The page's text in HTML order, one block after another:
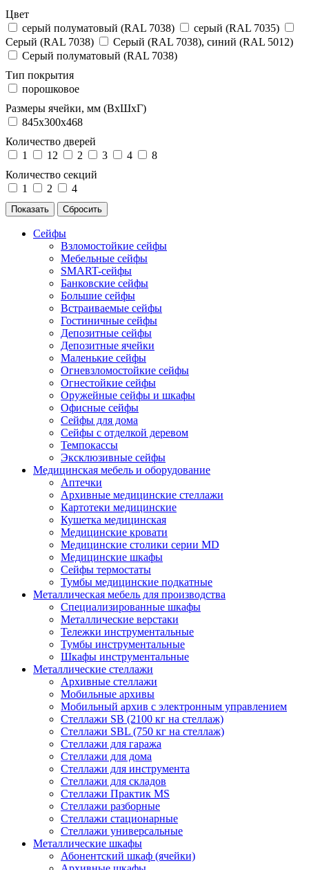
Цвет
cерый полуматовый (RAL 7038)
серый (RAL 7035)
Серый (RAL 7038)
Серый (RAL 7038), синий (RAL 5012)
Серый полуматовый (RAL 7038)
Тип покрытия
порошковое
Размеры ячейки, мм (ВхШхГ)
845х300х468
Количество дверей
1
12 2 3 4
8
Количество секций
1
2 4
Сейфы
Взломостойкие сейфы
Мебельные сейфы
SMART-сейфы
Банковские сейфы
Большие сейфы
Встраиваемые сейфы
Гостиничные сейфы
Депозитные сейфы
Депозитные ячейки
Маленькие сейфы
Огневзломостойкие сейфы
Огнестойкие сейфы
Оружейные сейфы и шкафы
Офисные сейфы
Сейфы для дома
Сейфы с отделкой деревом
Темпокассы
Эксклюзивные сейфы
Медицинская мебель и оборудование
Аптечки
Архивные медицинские стеллажи
Картотеки медицинские
Кушетка медицинская
Медицинские кровати
Медицинские столики серии MD
Медицинские шкафы
Сейфы термостаты
Тумбы медицинские подкатные
Металлическая мебель для производства
Cпециализированные шкафы
Металлические верстаки
Тележки инструментальные
Тумбы инструментальные
Шкафы инструментальные
Металлические стеллажи
Архивные стеллажи
Мобильные архивы
Мобильный архив с электронным управлением
Стеллажи SB (2100 кг на стеллаж)
Стеллажи SBL (750 кг на стеллаж)
Стеллажи для гаража
Стеллажи для дома
Стеллажи для инструмента
Стеллажи для складов
Стеллажи Практик MS
Стеллажи разборные
Стеллажи стационарные
Стеллажи универсальные
Металлические шкафы
Абонентский шкаф (ячейки)